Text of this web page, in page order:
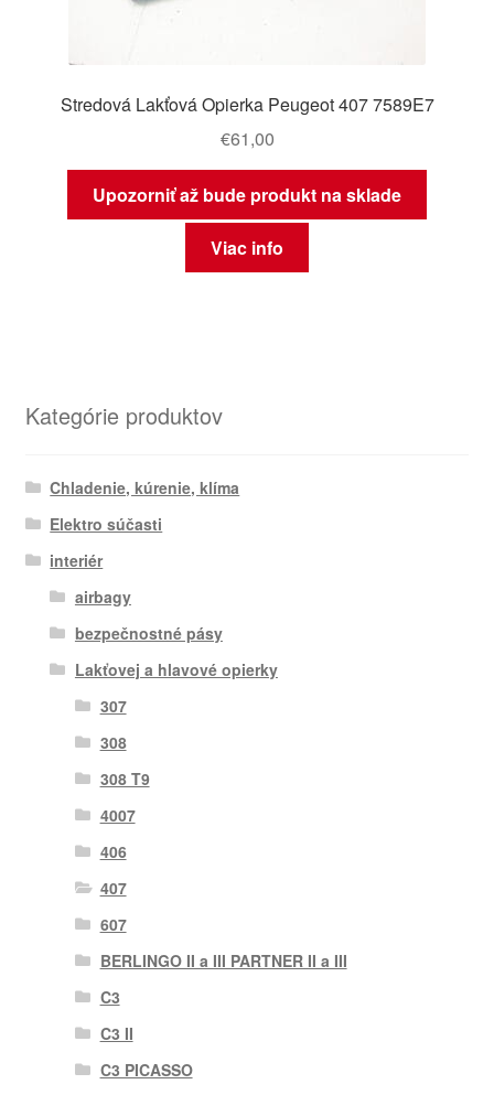
Stredová Lakťová Opierka Peugeot 407 7589E7
€61,00
Upozorniť až bude produkt na sklade
Viac info
Kategórie produktov
Chladenie, kúrenie, klíma
Elektro súčasti
interiér
airbagy
bezpečnostné pásy
Lakťovej a hlavové opierky
307
308
308 T9
4007
406
407
607
BERLINGO II a III PARTNER II a III
C3
C3 II
C3 PICASSO